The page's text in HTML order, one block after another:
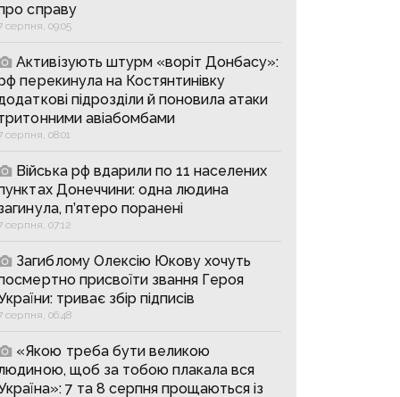
справу
серпня, 09:05
Активізують штурм «воріт Донбасу»:
перекинула на Костянтинівку
підрозділи й поновила атаки
авіабомбами
серпня, 08:01
Війська рф вдарили по 11 населених
Донеччини: одна людина
п’ятеро поранені
серпня, 07:12
Загиблому Олексію Юкову хочуть
присвоїти звання Героя
триває збір підписів
серпня, 06:48
«Якою треба бути великою
щоб за тобою плакала вся
7 та 8 серпня прощаються із